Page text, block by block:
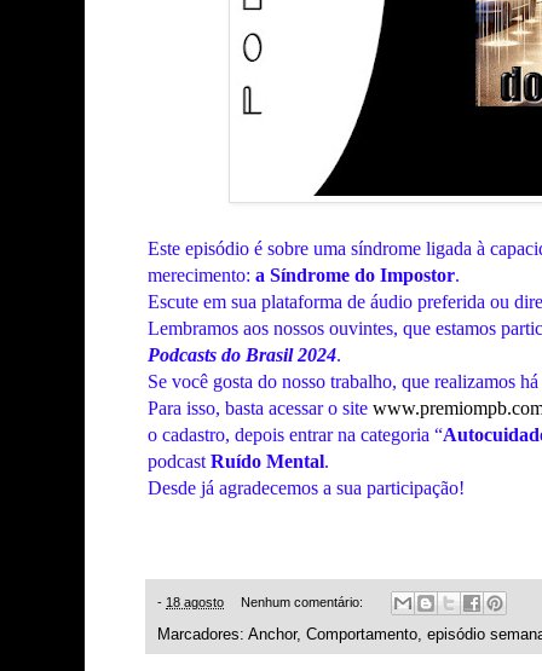
Este episódio é sobre uma síndrome ligada à
merecimento: a Síndrome do Impostor.
Escute em sua plataforma de áudio preferida ou
Lembramos aos nossos ouvintes, que estamos
Podcasts do Brasil 2024.
Se você gosta do nosso trabalho, que realizamos
Para isso, basta acessar o site
o cadastro, depois entrar na categoria “
podcast Ruído Mental.
Desde já agradecemos a sua participação!
- 18 agosto Nenhum comentário:
Marcadores: Anchor, Comportamento, episódio